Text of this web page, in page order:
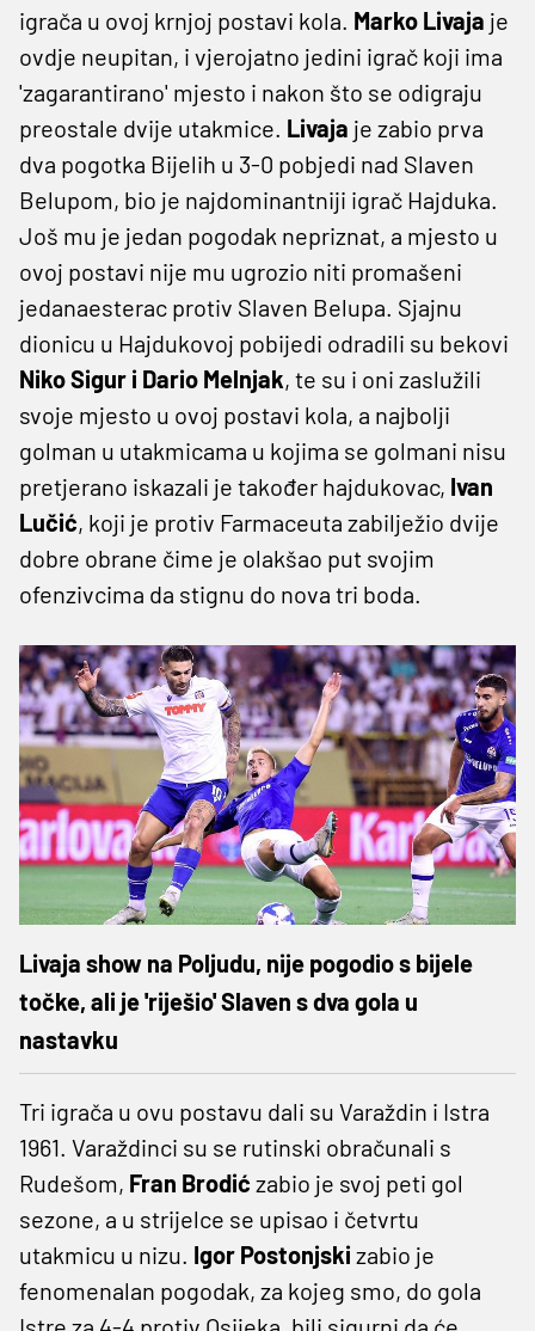
igrača u ovoj krnjoj postavi kola. Marko Livaja je
ovdje neupitan, i vjerojatno jedini igrač koji ima
'zagarantirano' mjesto i nakon što se odigraju
preostale dvije utakmice. Livaja je zabio prva
dva pogotka Bijelih u 3-0 pobjedi nad Slaven
Belupom, bio je najdominantniji igrač Hajduka.
Još mu je jedan pogodak nepriznat, a mjesto u
ovoj postavi nije mu ugrozio niti promašeni
jedanaesterac protiv Slaven Belupa. Sjajnu
dionicu u Hajdukovoj pobijedi odradili su bekovi
Niko Sigur i Dario Melnjak, te su i oni zaslužili
svoje mjesto u ovoj postavi kola, a najbolji
golman u utakmicama u kojima se golmani nisu
pretjerano iskazali je također hajdukovac, Ivan
Lučić, koji je protiv Farmaceuta zabilježio dvije
dobre obrane čime je olakšao put svojim
ofenzivcima da stignu do nova tri boda.
Livaja show na Poljudu, nije pogodio s bijele
točke, ali je 'riješio' Slaven s dva gola u
nastavku
Tri igrača u ovu postavu dali su Varaždin i Istra
1961. Varaždinci su se rutinski obračunali s
Rudešom, Fran Brodić zabio je svoj peti gol
sezone, a u strijelce se upisao i četvrtu
utakmicu u nizu. Igor Postonjski zabio je
fenomenalan pogodak, za kojeg smo, do gola